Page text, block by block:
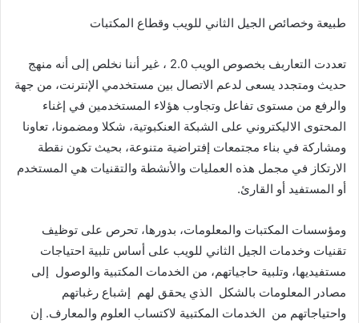
طبيعة وخصائص الجيل الثاني للويب وقطاع المكتبات
تعددت التعاربف بخصوص الويب 2.0 ، غير أننا نخلص إلى أنه منهج
حديث ومتجدد يسعى لدعم الاتصال بين مستخدمي الإنترنت، من جهة
والرفع من مستوى تفاعل وتجاوب هؤلاء المستخدمين في إغناء
المحتوى الاليكتروني على الشبكة العنكبوتية، شكلا ومضمونا، تعاونا
ومشاركة في بناء مجتمعات إفتراضية متنوعة، بحيث تكون نقطة
الارتكاز في مجمل هذه العمليات والأنشطة والتقنيات هي المستخدم
أو المستفيد أو القارئ.
ومؤسسات المكتبات والمعلومات، بدورها، تحرص على توظيف
تقنيات وخدمات الجيل الثاني للويب على أساس تلبية احتياجات
مستفيديها، وتلبية حاجياتهم، من الخدمات المكتبية والوصول إلى
مصادر المعلومات بالشكل الذي يحقق لهم إشباع رغباتهم
واحتياجاتهم من الخدمات المكتبية لاكتساب العلوم والمعارف. إن